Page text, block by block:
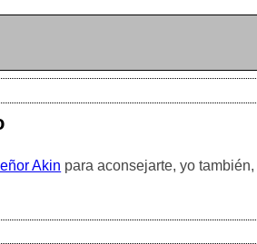
Akin para aconsejarte, yo